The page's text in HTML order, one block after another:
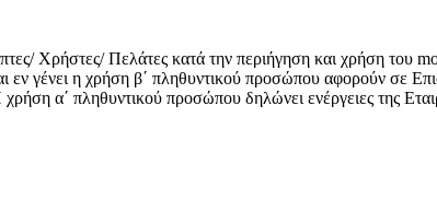
Χρήστες/ Πελάτες κατά την περιήγηση και χρήση του
εν γένει η χρήση β΄ πληθυντικού προσώπου αφορούν σε
α΄ πληθυντικού προσώπου δηλώνει ενέργειες της